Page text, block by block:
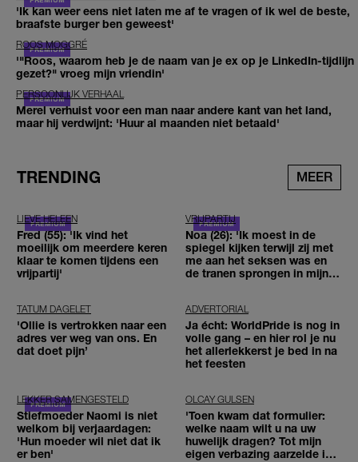
'Ik kan weer eens niet laten me af te vragen of ik wel de beste,
braafste burger ben geweest'
ROOS MOGGRÉ
'"Roos, waarom heb je de naam van je ex op je LinkedIn-tijdlijn
gezet?" vroeg mijn vriendin'
PERSOONLIJK VERHAAL
Merel verhuist voor een man naar andere kant van het land,
maar hij verdwijnt: 'Huur al maanden niet betaald'
TRENDING MEER
LIEVE HELEEN
Fred (55): 'Ik vind het
moeilijk om meerdere keren
klaar te komen tijdens een
vrijpartij'
VRIJPARTIJ
Noa (26): 'Ik moest in de
spiegel kijken terwijl zij met
me aan het seksen was en
de tranen sprongen in mijn
TATUM DAGELET
'Ollie is vertrokken naar een
adres ver weg van ons. En
dat doet pijn’
ADVERTORIAL
Ja écht: WorldPride is nog in
volle gang – en hier rol je nu
het allerlekkerst je bed in na
het feesten
LEKKER SAMENGESTELD
Stiefmoeder Naomi is niet
welkom bij verjaardagen:
'Hun moeder wil niet dat ik
er ben'
OLCAY GULSEN
'Toen kwam dat formulier:
welke naam wilt u na uw
huwelijk dragen? Tot mijn
eigen verbazing aarzelde ik